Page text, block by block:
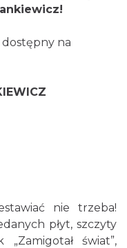
2026-08-16
!
dostępny na
nie trzeba!
płyt, szczyty
świat”,